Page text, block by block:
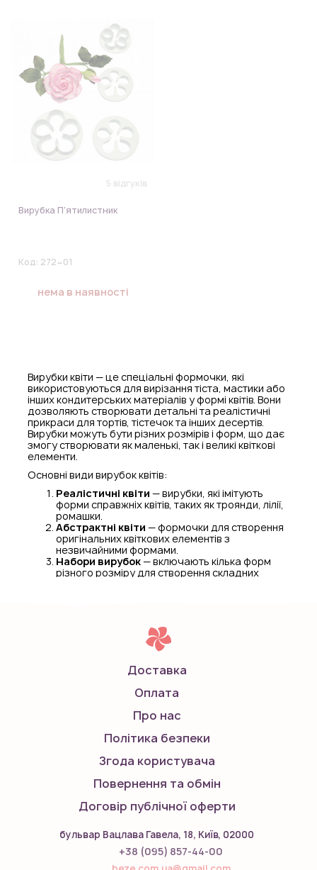
5 відгуків
Вирубка П'ятилистник
Код: 272~01
нема в наявності
Вирубки квіти — це спеціальні формочки, які
використовуються для вирізання тіста, мастики або
інших кондитерських матеріалів у формі квітів. Вони
дозволяють створювати детальні та реалістичні
прикраси для тортів, тістечок та інших десертів.
Вирубки можуть бути різних розмірів і форм, що дає
змогу створювати як маленькі, так і великі квіткові
елементи.
Основні види вирубок квітів:
Реалістичні квіти — вирубки, які імітують
форми справжніх квітів, таких як троянди, лілії,
ромашки.
Абстрактні квіти — формочки для створення
оригінальних квіткових елементів з
незвичайними формами.
Набори вирубок— включають кілька форм
різного розміру для створення складних
додання десертам вишуканого вигляду.
Доставка
Оплата
Про нас
Політика безпеки
Згода користувача
Повернення та обмін
Договір публічної оферти
бульвар Вацлава Гавела, 18, Київ, 02000
+38 (095) 857-44-00